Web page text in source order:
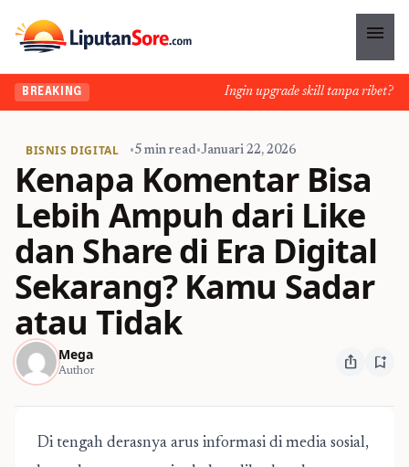
menu
BREAKING Ingin upgrade skill tanpa ribet?
BISNIS DIGITAL •5 min read•Januari 22, 2026
Kenapa Komentar Bisa
Lebih Ampuh dari Like
dan Share di Era Digital
Sekarang? Kamu Sadar
atau Tidak
Mega
Author ios_share bookmark_add
Di tengah derasnya arus informasi di media sosial,